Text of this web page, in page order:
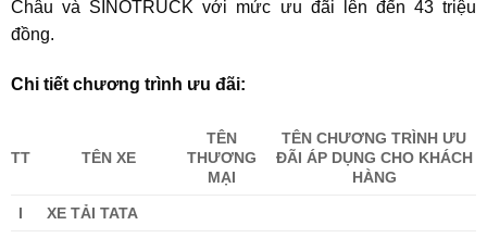
Châu và SINOTRUCK với mức ưu đãi lên đến 43 triệu
đồng.
Chi tiết chương trình ưu đãi:
TT TÊN XE
TÊN
THƯƠNG
MẠI
TÊN CHƯƠNG TRÌNH ƯU
ĐÃI ÁP DỤNG CHO KHÁCH
HÀNG
I XE TẢI TATA